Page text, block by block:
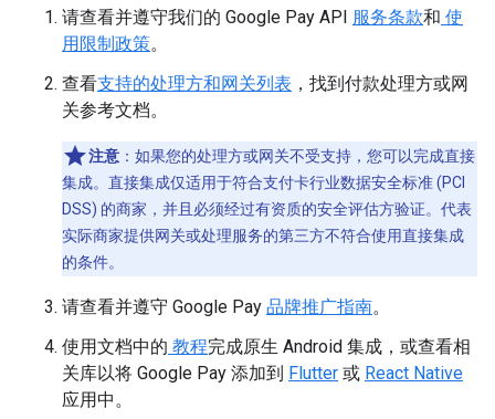
请查看并遵守我们的 Google Pay API 服务条款和 使
用限制政策。
查看支持的处理方和网关列表 ，找到付款处理方或网
关参考文档。
注意 ：如果您的处理方或网关不受支持，您可以完成直接
集成。直接集成仅适用于符合支付卡行业数据安全标准 (PCI
DSS) 的商家，并且必须经过有资质的安全评估方验证。代表
实际商家提供网关或处理服务的第三方不符合使用直接集成
的条件。
请查看并遵守 Google Pay 品牌推广指南。
使用文档中的 教程完成原生 Android 集成，或查看相
关库以将 Google Pay 添加到 Flutter 或 React Native
应用中。